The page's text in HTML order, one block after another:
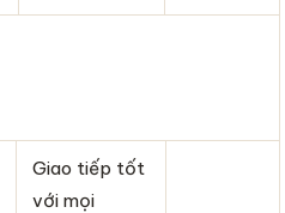
Giao tiếp tốt
với mọi